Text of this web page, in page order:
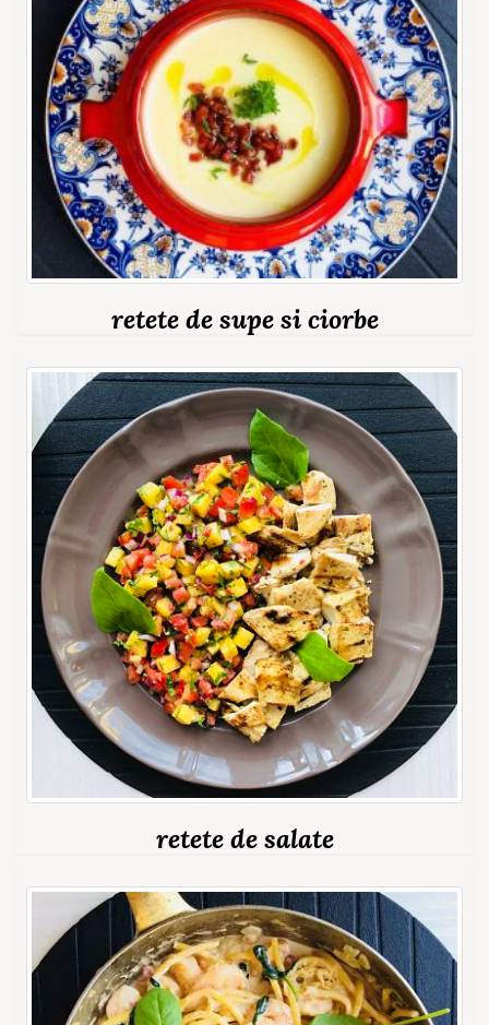
retete de supe si ciorbe
retete de salate